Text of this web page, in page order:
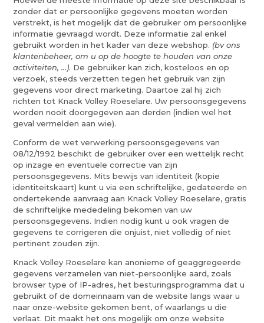
zonder dat er persoonlijke gegevens moeten worden
verstrekt, is het mogelijk dat de gebruiker om persoonlijke
informatie gevraagd wordt. Deze informatie zal enkel
gebruikt worden in het kader van deze webshop. (bv ons
klantenbeheer, om u op de hoogte te houden van onze
activiteiten, …). De gebruiker kan zich, kosteloos en op
verzoek, steeds verzetten tegen het gebruik van zijn
gegevens voor direct marketing. Daartoe zal hij zich
richten tot Knack Volley Roeselare. Uw persoonsgegevens
worden nooit doorgegeven aan derden (indien wel het
geval vermelden aan wie).
Conform de wet verwerking persoonsgegevens van
08/12/1992 beschikt de gebruiker over een wettelijk recht
op inzage en eventuele correctie van zijn
persoonsgegevens. Mits bewijs van identiteit (kopie
identiteitskaart) kunt u via een schriftelijke, gedateerde en
ondertekende aanvraag aan Knack Volley Roeselare, gratis
de schriftelijke mededeling bekomen van uw
persoonsgegevens. Indien nodig kunt u ook vragen de
gegevens te corrigeren die onjuist, niet volledig of niet
pertinent zouden zijn.
Knack Volley Roeselare kan anonieme of geaggregeerde
gegevens verzamelen van niet-persoonlijke aard, zoals
browser type of IP-adres, het besturingsprogramma dat u
gebruikt of de domeinnaam van de website langs waar u
naar onze-website gekomen bent, of waarlangs u die
verlaat. Dit maakt het ons mogelijk om onze website